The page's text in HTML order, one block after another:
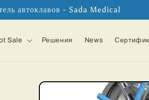
автоклавов - Sada Medical
Sale Решения News